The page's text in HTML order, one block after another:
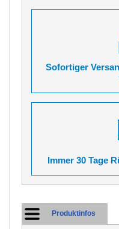
Sofortiger
Immer 30 Tage
Produktinfos